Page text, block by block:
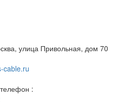
улица Привольная, дом 70
cable.ru
: